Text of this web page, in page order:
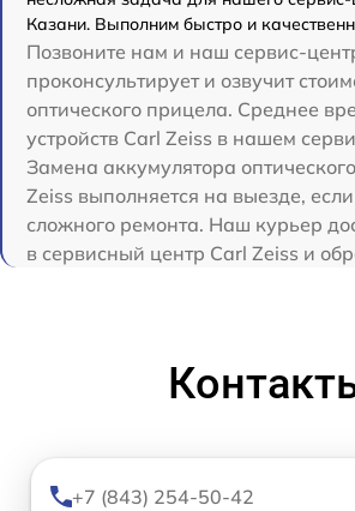
Казани. Выполним быстро и
Позвоните нам и наш сервис-
проконсультирует и озвучит
оптического прицела. Среднее
устройств Carl Zeiss в нашем
Замена аккумулятора
Zeiss выполняется на выезде,
сложного ремонта. Наш курьер
в сервисный центр Carl Zeiss и
+7 (843) 254-50-42